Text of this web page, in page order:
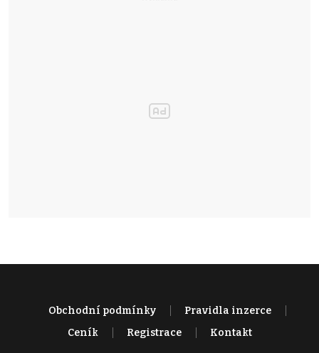
Obchodní podmínky
Pravidla inzerce
Ceník
Registrace Kontakt